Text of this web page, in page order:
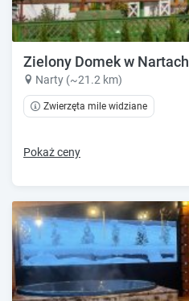
Zielony Domek w Nartach
Narty (~21.2 km)
Zwierzęta mile widziane
Pokaż ceny